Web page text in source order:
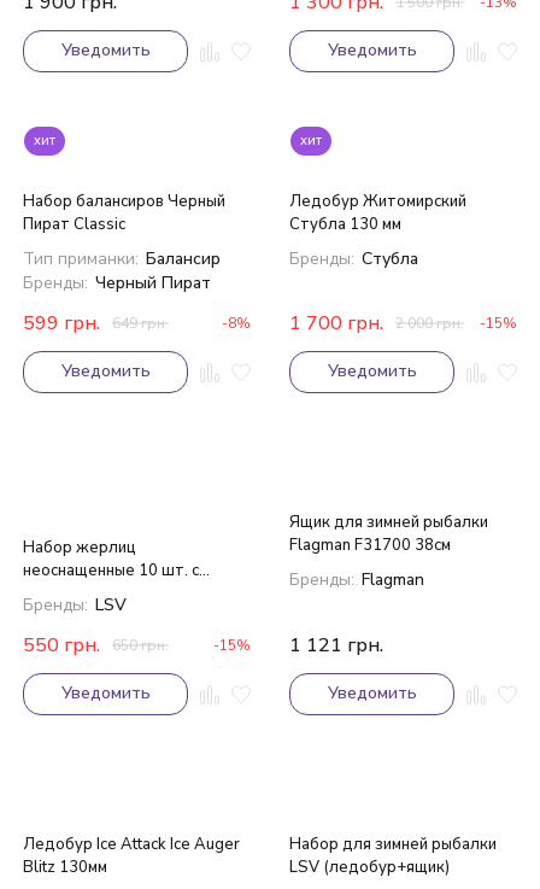
Уведомить Уведомить
хит
Набор балансиров Черный
Пират Classic
Тип приманки: Балансир
Бренды: Черный Пират
599 грн. 649грн. -8%
Уведомить
хит
Ледобур Житомирский
Стубла 130 мм
Бренды: Стубла
1 700 грн. 2 000грн. -15%
Уведомить
Набор жерлиц
неоснащенные 10 шт. с
сумкой
Бренды: LSV
550 грн. 650грн. -15%
Уведомить
Ящик для зимней рыбалки
Flagman F31700 38см
Бренды: Flagman
1 121 грн.
Уведомить
Ледобур Ice Attack Ice Auger
Blitz 130мм
Набор для зимней рыбалки
LSV (ледобур+ящик)